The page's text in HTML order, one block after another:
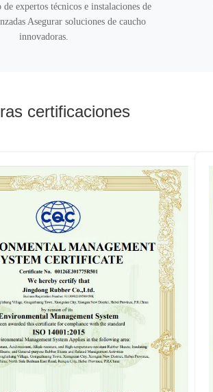
expertos técnicos e instalaciones de
Asegurar soluciones de caucho
innovadoras.
certificaciones